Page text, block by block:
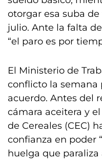
otorgar esa suba
julio. Ante la falta
“el paro es por
El Ministerio de
conflicto la semana
acuerdo. Antes del
cámara aceitera y
de Cereales (CEC)
confianza en poder
huelga que